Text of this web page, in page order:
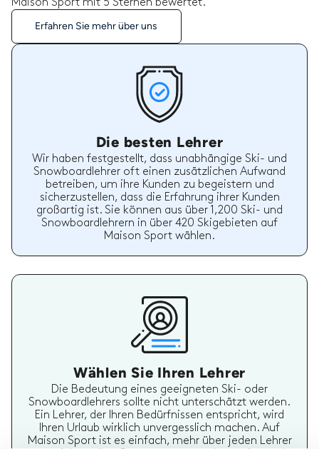
Maison Sport mit 5 Sternen bewertet.
Erfahren Sie mehr über uns
Die besten Lehrer
Wir haben festgestellt, dass unabhängige Ski- und
Snowboardlehrer oft einen zusätzlichen Aufwand
betreiben, um ihre Kunden zu begeistern und
sicherzustellen, dass die Erfahrung ihrer Kunden
großartig ist. Sie können aus über 1,200 Ski- und
Snowboardlehrern in über 420 Skigebieten auf
Maison Sport wählen.
Wählen Sie Ihren Lehrer
Die Bedeutung eines geeigneten Ski- oder
Snowboardlehrers sollte nicht unterschätzt werden.
Ein Lehrer, der Ihren Bedürfnissen entspricht, wird
Ihren Urlaub wirklich unvergesslich machen. Auf
Maison Sport ist es einfach, mehr über jeden Lehrer